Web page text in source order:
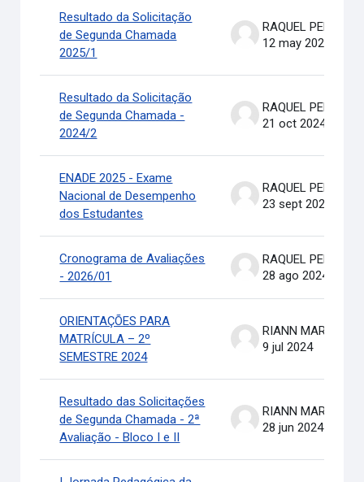
Resultado da Solicitação
de Segunda Chamada
2025/1
12 may 2025
Resultado da Solicitação
de Segunda Chamada -
2024/2
21 oct 2024
ENADE 2025 - Exame
Nacional de Desempenho
dos Estudantes
23 sept 2024
Cronograma de Avaliações
- 2026/01
28 ago 2024
ORIENTAÇÕES PARA
MATRÍCULA – 2º
SEMESTRE 2024
9 jul 2024
Resultado das Solicitações
de Segunda Chamada - 2ª
Avaliação - Bloco I e II
28 jun 2024